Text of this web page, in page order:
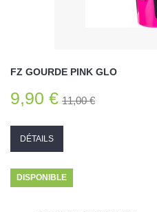
FZ GOURDE PINK GLO
9,90 € 11,00 €
DÉTAILS
DISPONIBLE